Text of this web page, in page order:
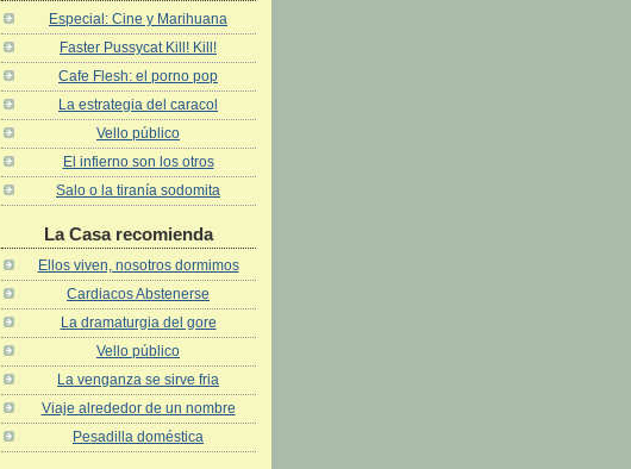
Especial: Cine y Marihuana
Faster Pussycat Kill! Kill!
Cafe Flesh: el porno pop
La estrategia del caracol
Vello público
El infierno son los otros
Salo o la tiranía sodomita
La Casa recomienda
Ellos viven, nosotros dormimos
Cardiacos Abstenerse
La dramaturgia del gore
Vello público
La venganza se sirve fria
Viaje alrededor de un nombre
Pesadilla doméstica